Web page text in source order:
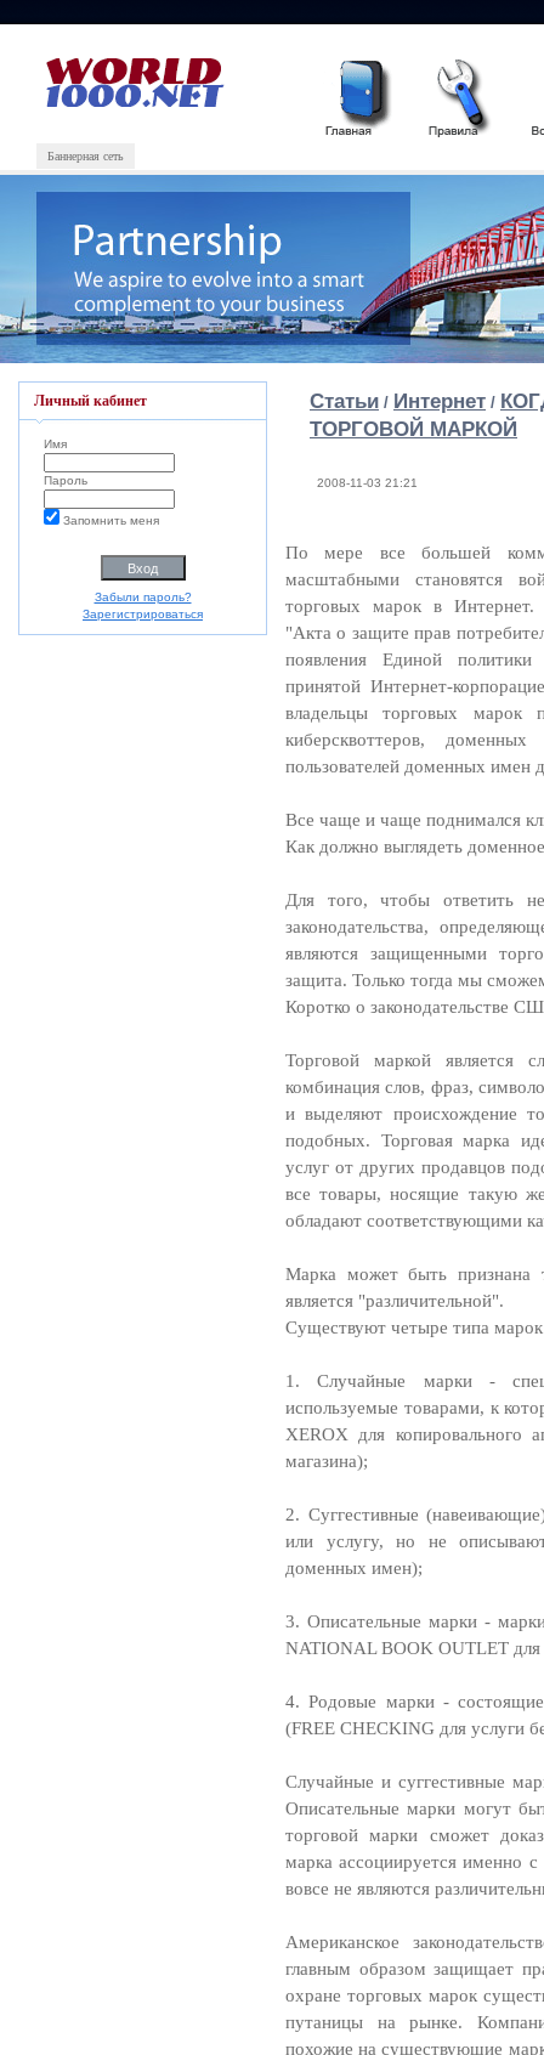
Баннерная сеть
Личный кабинет
Имя
Пароль
Запомнить меня
Забыли пароль?
Зарегистрироваться
Статьи / Интернет /
ТОРГОВОЙ МАРКОЙ
2008-11-03 21:21
По мере все большей
масштабными становятся
торговых марок в Интернет.
"Акта о защите прав
появления Единой
принятой Интернет-
владельцы торговых марок
киберсквоттеров,
пользователей доменных имен
Все чаще и чаще поднимался
Как должно выглядеть
Для того, чтобы ответить
законодательства,
являются защищенными
защита. Только тогда мы
Коротко о законодательстве
Торговой маркой является
комбинация слов, фраз,
и выделяют происхождение
подобных. Торговая марка
услуг от других продавцов
все товары, носящие такую
обладают соответствующими
Марка может быть признана
является "различительной".
Существуют четыре типа
1. Случайные марки -
используемые товарами, к
XEROX для копировального
магазина);
2. Суггестивные
или услугу, но не
доменных имен);
3. Описательные марки -
NATIONAL BOOK OUTLET
4. Родовые марки -
(FREE CHECKING для услуги
Случайные и суггестивные
Описательные марки могут
торговой марки сможет
марка ассоциируется именно
вовсе не являются
Американское
главным образом защищает
охране торговых марок
путаницы на рынке.
похожие на существующие